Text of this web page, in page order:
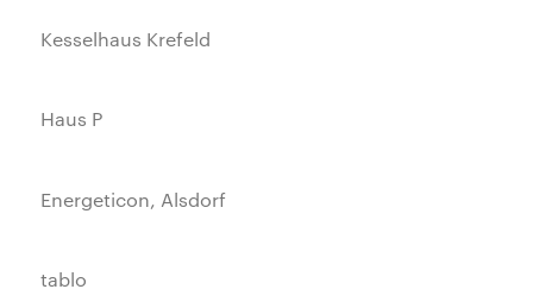
Kesselhaus Krefeld
Haus P
Energeticon, Alsdorf
tablo